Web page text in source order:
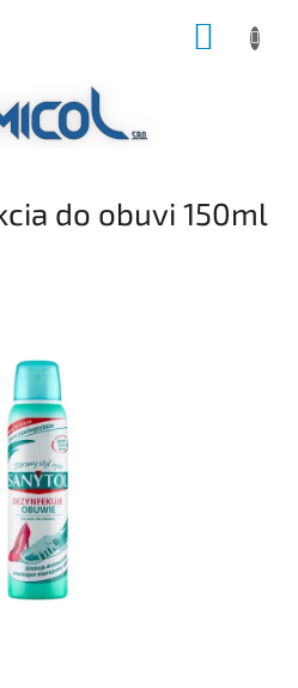
do obuvi 150ml